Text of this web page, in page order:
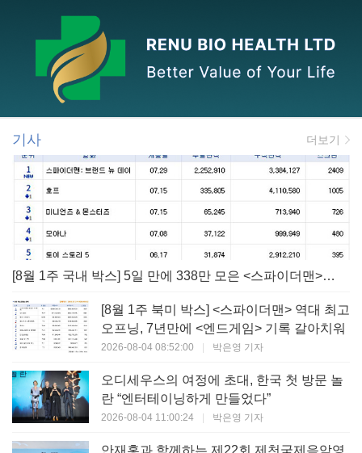
기사 더보기
[8월 1주 국내 박스] 5일 만에 338만 모은 <스파이더맨> 극장가 235% 대반등, <호프>는 400만 돌파
[8월 1주 북미 박스] <스파이더맨> 역대 최고
오프닝, 7년만에 <엔드게임> 기록 갈아치워
2026-08-04 08:52:00 | 박은영 기자
오디세우스의 여정에 초대, 한국 첫 방문 놀
란 “엔터테이닝하게 만들었다”
2026-08-04 11:00:24 | 박은영 기자
안재홍과 함께하는 제22회 제천국제음악영